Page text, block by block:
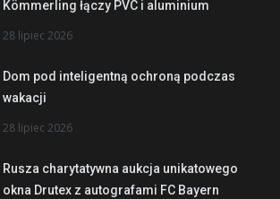
Kömmerling łączy PVC i aluminium
28 lipiec 2026
Dom pod inteligentną ochroną podczas
wakacji
28 lipiec 2026
Rusza charytatywna aukcja unikatowego
okna Drutex z autografami FC Bayern